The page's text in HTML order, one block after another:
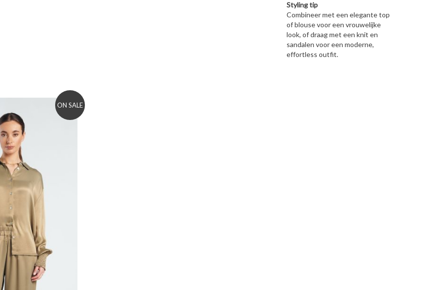
Styling tip
Combineer met een elegante top
of blouse voor een vrouwelijke
look, of draag met een knit en
sandalen voor een moderne,
effortless outfit.
ON SALE